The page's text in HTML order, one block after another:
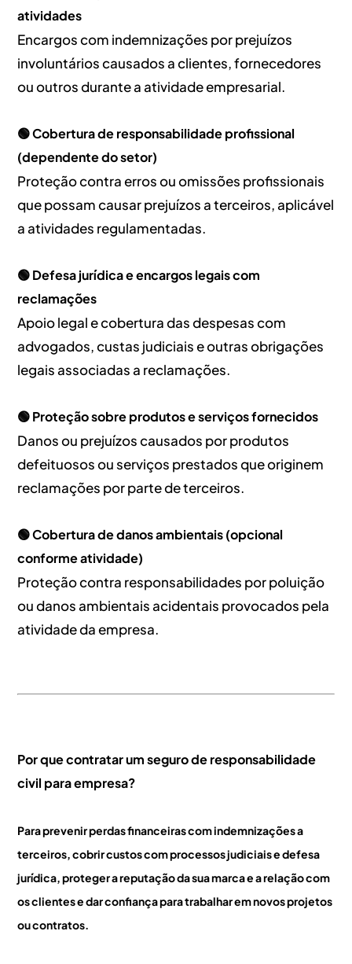
atividades
Encargos com indemnizações por prejuízos
involuntários causados a clientes, fornecedores
ou outros durante a atividade empresarial.
🟢 Cobertura de responsabilidade profissional
(dependente do setor)
Proteção contra erros ou omissões profissionais
que possam causar prejuízos a terceiros, aplicável
a atividades regulamentadas.
🟢 Defesa jurídica e encargos legais com
reclamações
Apoio legal e cobertura das despesas com
advogados, custas judiciais e outras obrigações
legais associadas a reclamações.
🟢 Proteção sobre produtos e serviços fornecidos
Danos ou prejuízos causados por produtos
defeituosos ou serviços prestados que originem
reclamações por parte de terceiros.
🟢 Cobertura de danos ambientais (opcional
conforme atividade)
Proteção contra responsabilidades por poluição
ou danos ambientais acidentais provocados pela
atividade da empresa.
Por que contratar um seguro de responsabilidade
civil para empresa?
Para prevenir perdas financeiras com indemnizações a
terceiros, cobrir custos com processos judiciais e defesa
jurídica, proteger a reputação da sua marca e a relação com
os clientes e dar confiança para trabalhar em novos projetos
ou contratos.